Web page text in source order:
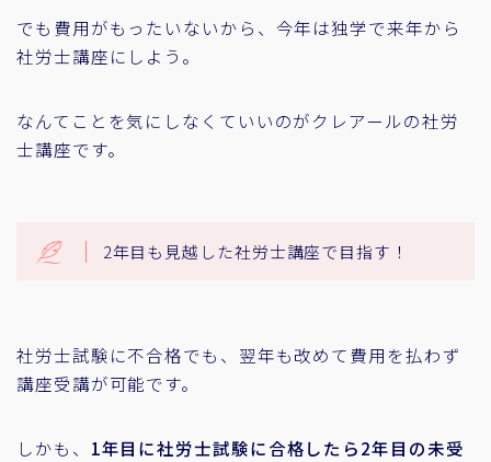
でも費用がもったいないから、今年は独学で来年から
社労士講座にしよう。
なんてことを気にしなくていいのがクレアールの社労
士講座です。
2年目も見越した社労士講座で目指す！
社労士試験に不合格でも、翌年も改めて費用を払わず
講座受講が可能です。
しかも、 1年目に社労士試験に合格したら2年目の未受